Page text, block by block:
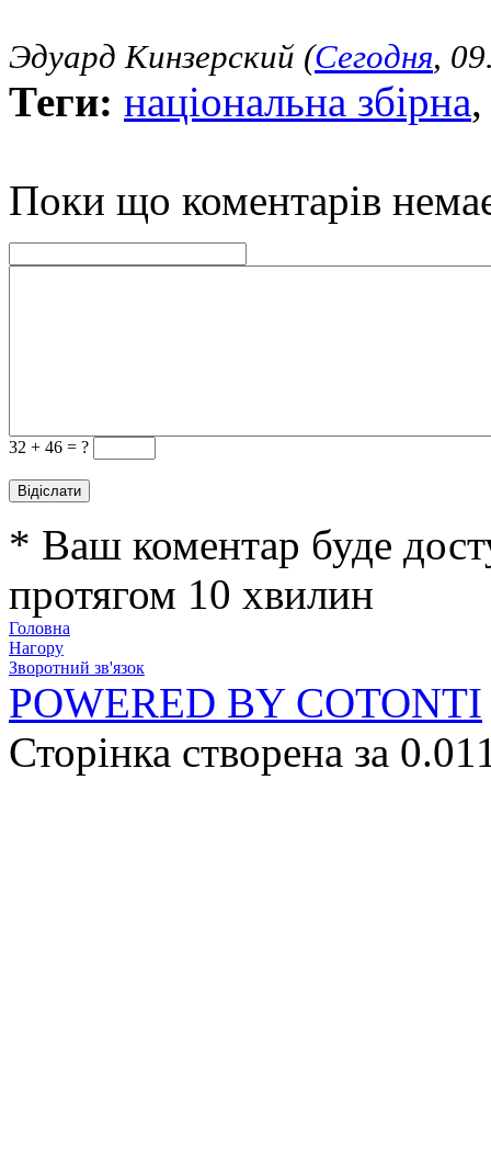
Эдуард Кинзерский (Сегодня,
Теги: національна збірна
Поки що коментарів
32 + 46 = ?
* Ваш коментар буде
протягом 10 хвилин
Головна
Нагору
Зворотний зв'язок
POWERED BY COTONTI
Сторінка створена за